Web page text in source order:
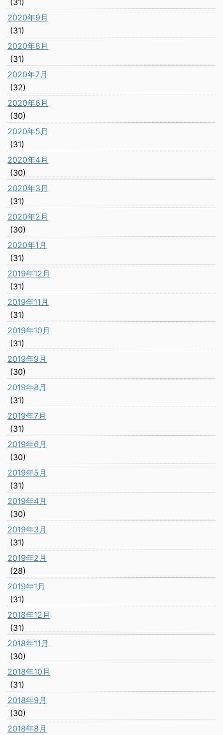
2020年9月
(31)
2020年8月
(31)
2020年7月
(32)
2020年6月
(30)
2020年5月
(31)
2020年4月
(30)
2020年3月
(31)
2020年2月
(30)
2020年1月
(31)
2019年12月
(31)
2019年11月
(31)
2019年10月
(31)
2019年9月
(30)
2019年8月
(31)
2019年7月
(31)
2019年6月
(30)
2019年5月
(31)
2019年4月
(30)
2019年3月
(31)
2019年2月
(28)
2019年1月
(31)
2018年12月
(31)
2018年11月
(30)
2018年10月
(31)
2018年9月
(30)
2018年8月